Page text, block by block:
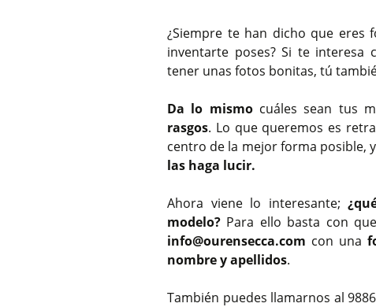
¿Siempre te han dicho que eres
inventarte poses? Si te
tener unas fotos bonitas, tú
Da lo mismocuáles sean tus
rasgos. Lo que queremos es
centro de la mejor forma posible,
las haga lucir.
Ahora viene lo interesante;
modelo? Para ello basta con
info@ourensecca.com con una
nombre y apellidos.
También puedes llamarnos al